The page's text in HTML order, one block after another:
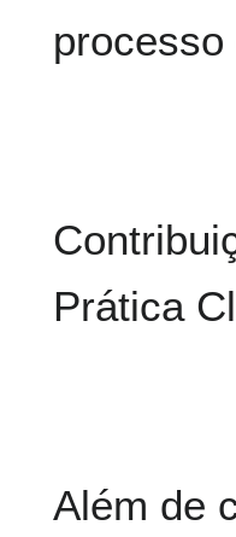
Prática
Além de